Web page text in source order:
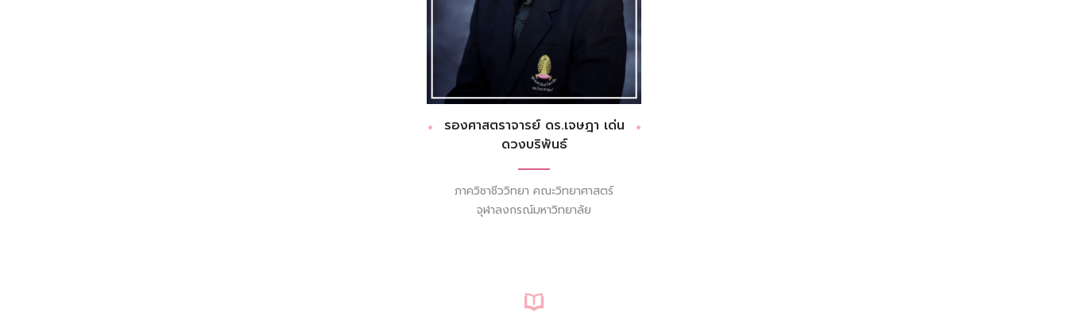
รองศาสตราจารย์ ดร.เจษฎา เด่น
ดวงบริพันธ์
ภาควิชาชีววิทยา คณะวิทยาศาสตร์
จุฬาลงกรณ์มหาวิทยาลัย